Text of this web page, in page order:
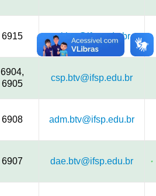
6915 cti.btv@ifsp.edu.br
6904,
6905
csp.btv@ifsp.edu.br
6908 adm.btv@ifsp.edu.br
6907 dae.btv@ifsp.edu.br